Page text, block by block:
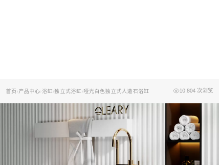
首页 › 产品中心 › 浴缸 ›独立式浴缸 › 哑光白色独立式人造石浴缸 10,804 次浏览